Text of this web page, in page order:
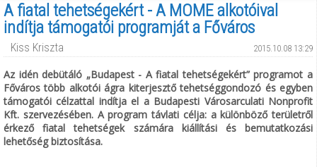
A fiatal tehetségekért - A MOME alkotóival
indítja támogatói programját a Főváros
Kiss Kriszta 2015.10.08 13:29
Az idén debütáló „Budapest - A fiatal tehetségekért” programot a
Főváros több alkotói ágra kiterjesztő tehetséggondozó és egyben
támogatói célzattal indítja el a Budapesti Városarculati Nonprofit
Kft. szervezésében. A program távlati célja: a különböző területről
érkező fiatal tehetségek számára kiállítási és bemutatkozási
lehetőség biztosítása.